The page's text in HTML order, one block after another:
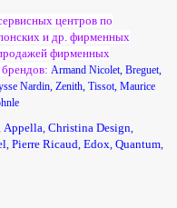
центров по
и др. фирменных
фирменных
Armand Nicolet, Breguet,
Nardin, Zenith, Tissot, Maurice
Appella, Christina Design,
, Pierre Ricaud, Edox, Quantum,